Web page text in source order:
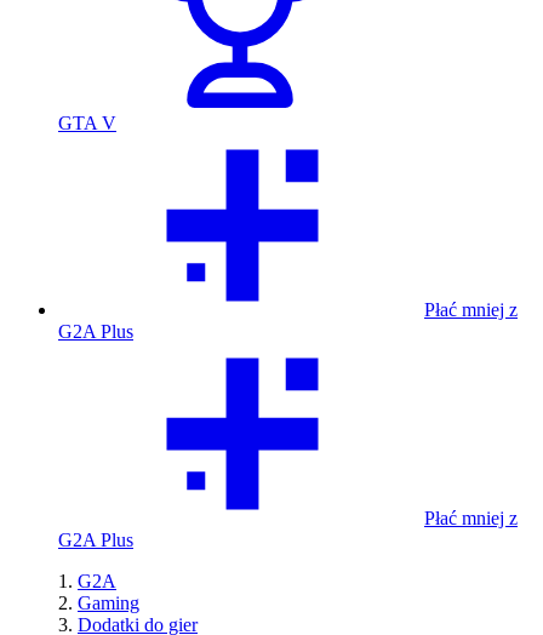
GTA V
Płać mniej z
G2A Plus
Płać mniej z
G2A Plus
G2A
Gaming
Dodatki do gier